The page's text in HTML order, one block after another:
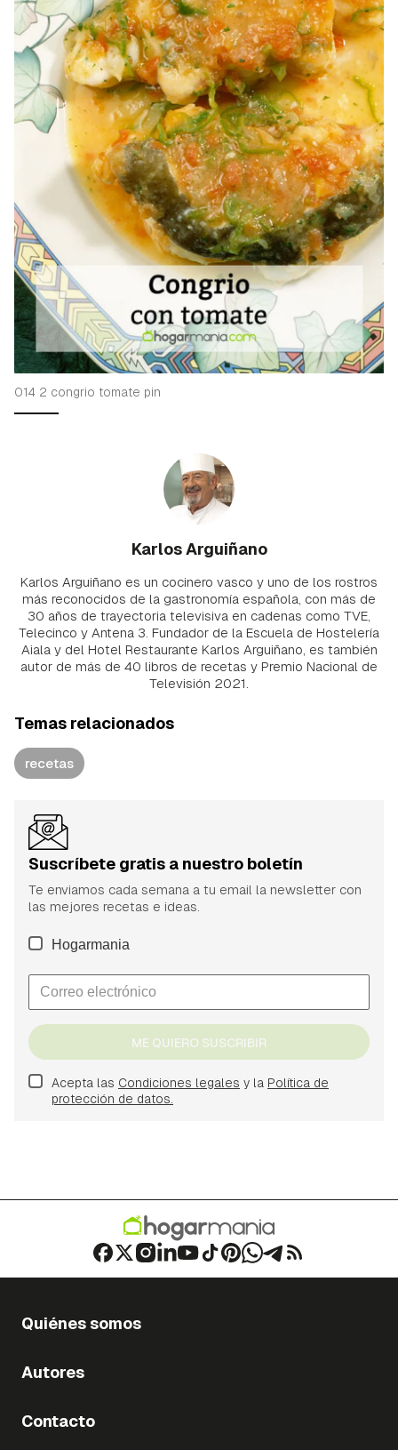
014 2 congrio tomate pin
Karlos Arguiñano
Karlos Arguiñano es un cocinero vasco y uno de los rostros
más reconocidos de la gastronomía española, con más de
30 años de trayectoria televisiva en cadenas como TVE,
Telecinco y Antena 3. Fundador de la Escuela de Hostelería
Aiala y del Hotel Restaurante Karlos Arguiñano, es también
autor de más de 40 libros de recetas y Premio Nacional de
Televisión 2021.
Temas relacionados
recetas
Suscríbete gratis a nuestro boletín
Te enviamos cada semana a tu email la newsletter con
las mejores recetas e ideas.
Hogarmania
ME QUIERO SUSCRIBIR
Acepta las Condiciones legales y la Política de
protección de datos.
Quiénes somos
Autores
Contacto